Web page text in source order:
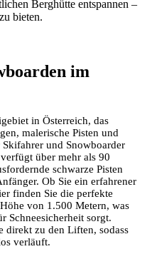
Berghütte entspannen –
bieten.
im
in Österreich, das
malerische Pisten und
und Snowboarder
über mehr als 90
schwarze Pisten
Ob Sie ein erfahrener
finden Sie die perfekte
von 1.500 Metern, was
Schneesicherheit sorgt.
direkt zu den Liften, sodass
verläuft.